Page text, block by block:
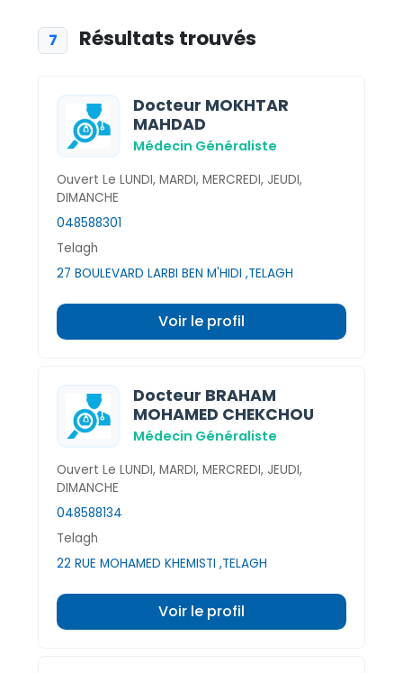
7 Résultats trouvés
Docteur MOKHTAR
MAHDAD
Médecin Généraliste
Ouvert Le LUNDI, MARDI, MERCREDI, JEUDI,
DIMANCHE
048588301
Telagh
27 BOULEVARD LARBI BEN M'HIDI ,TELAGH
Voir le profil
Docteur BRAHAM
MOHAMED CHEKCHOU
Médecin Généraliste
Ouvert Le LUNDI, MARDI, MERCREDI, JEUDI,
DIMANCHE
048588134
Telagh
22 RUE MOHAMED KHEMISTI ,TELAGH
Voir le profil